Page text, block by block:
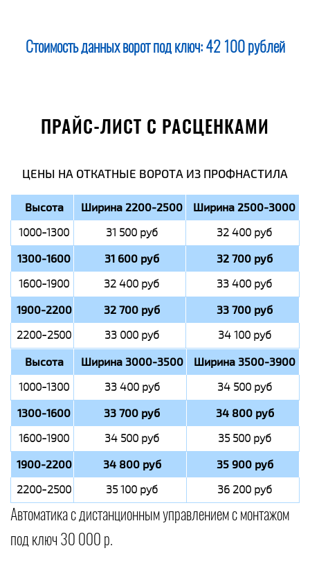
Стоимость данных ворот под ключ: 42 100 рублей
ПРАЙС-ЛИСТ С РАСЦЕНКАМИ
ЦЕНЫ НА ОТКАТНЫЕ ВОРОТА ИЗ ПРОФНАСТИЛА
Высота Ширина 2200-2500 Ширина 2500-3000
1000-1300 31 500 руб 32 400 руб
1300-1600 31 600 руб 32 700 руб
1600-1900 32 400 руб 33 400 руб
1900-2200 32 700 руб 33 700 руб
2200-2500 33 000 руб 34 100 руб
Высота Ширина 3000-3500 Ширина 3500-3900
1000-1300 33 400 руб 34 500 руб
1300-1600 33 700 руб 34 800 руб
1600-1900 34 500 руб 35 500 руб
1900-2200 34 800 руб 35 900 руб
2200-2500 35 100 руб 36 200 руб
Автоматика с дистанционным управлением с монтажом
под ключ 30 000 р.